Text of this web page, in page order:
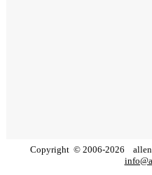
Copyright © 2006-2026